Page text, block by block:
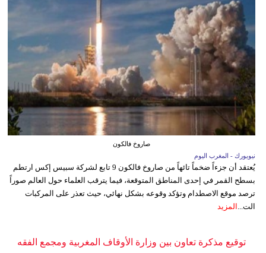
صاروخ فالكون
نيويورك - المغرب اليوم
يُعتقد أن جزءاً ضخماً تائهاً من صاروخ فالكون 9 تابع لشركة سبيس إكس ارتطم
بسطح القمر في إحدى المناطق المتوقعة، فيما يترقب العلماء حول العالم صوراً
ترصد موقع الاصطدام وتؤكد وقوعه بشكل نهائي، حيث تعذر على المركبات
الت... المزيد
توقيع مذكرة تعاون بين وزارة الأوقاف المغربية ومجمع الفقه